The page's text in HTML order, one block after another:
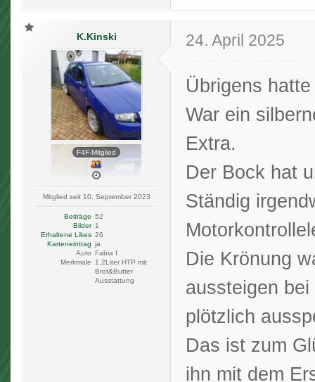
K.Kinski
F4F-Mitglied
Mitglied seit 10. September 2023
Beiträge 52
Bilder 1
Erhaltene Likes 26
Karteneintrag ja
Auto Fabia I
Merkmale
1,2Liter HTP mit
Brot&Butter
Ausstattung
24. April 2025
Übrigens
War ein
Extra.
Der Bock hat
Ständig
Die Krönung
aussteigen
plötzlich
Das ist zum
ihn mit dem